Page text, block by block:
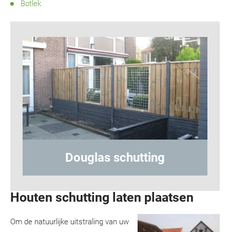
Botlek
Hout-betonschutting
Houten schutting laten plaatsen
Om de natuurlijke uitstraling van uw